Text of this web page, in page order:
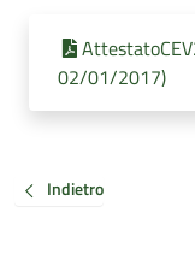
02/01/2017)
Indietro